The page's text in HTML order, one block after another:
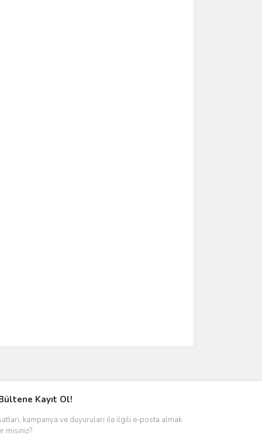
Kayıt Ol!
kampanya ve duyuruları ile ilgili e-posta almak
misiniz?